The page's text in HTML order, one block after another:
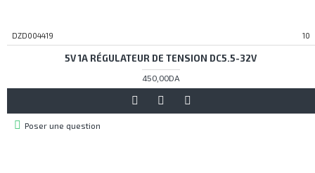
DZD004419 10
5V 1A RÉGULATEUR DE TENSION DC5.5-32V
450,00DA
Poser une question